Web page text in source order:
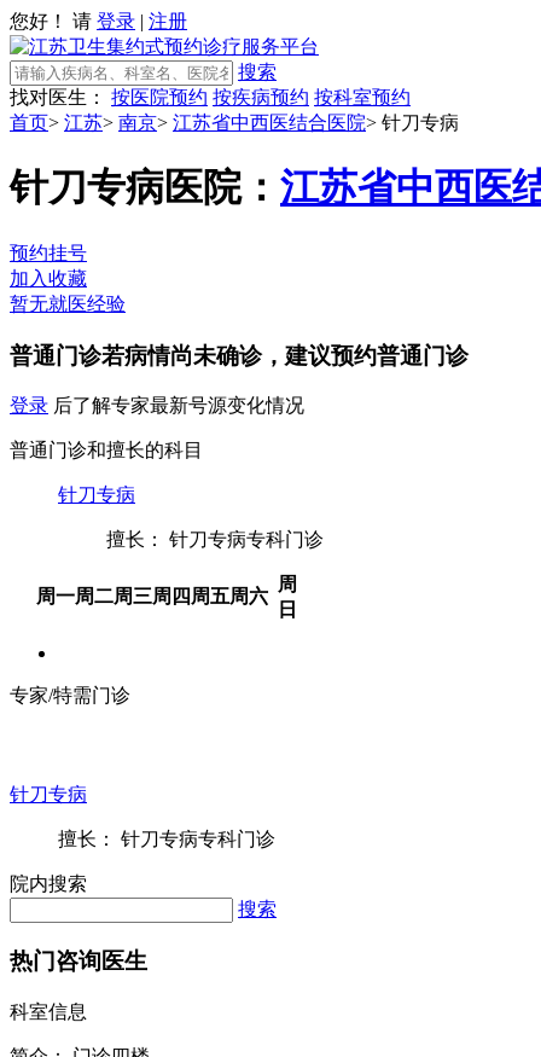
您好！ 请 登录 | 注册
搜索
找对医生：
按医院预约 按疾病预约 按科室预约
首页> 江苏> 南京> 江苏省中西医结合医院> 针刀专病
针刀专病医院： 江苏省中西医
预约挂号
加入收藏
暂无就医经验
普通门诊若病情尚未确诊，建议预约普通门诊
登录 后了解专家最新号源变化情况
普通门诊和擅长的科目
针刀专病
擅长： 针刀专病专科门诊
周一周二周三周四 周五周六
周
日
专家/特需门诊
针刀专病
擅长： 针刀专病专科门诊
院内搜索
搜索
热门咨询医生
科室信息